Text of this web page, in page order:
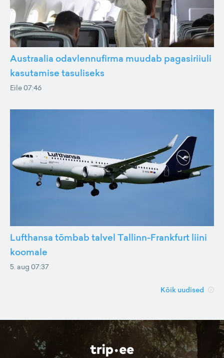
Austraalia odavlennufirma muudab pagasiriiuli
kasutamise tasuliseks
Eile 07:46
Lufthansa tõmbab talvel Tallinn-Frankfurt liini
koomale
5. aug 07:37
Kõik uudised